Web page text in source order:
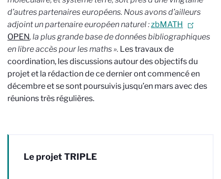
d’autres partenaires européens. Nous avons d’ailleurs
adjoint un partenaire européen naturel :zbMATH
OPEN, la plus grande base de données bibliographiques
en libre accès pour les maths ». Les travaux de
coordination, les discussions autour des objectifs du
projet et la rédaction de ce dernier ont commencé en
décembre et se sont poursuivis jusqu’en mars avec des
réunions très régulières.
Le projet TRIPLE